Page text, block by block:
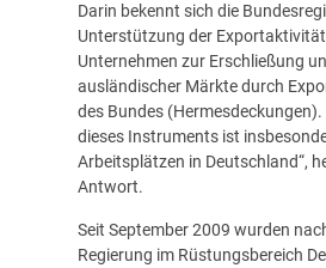
Darin bekennt sich die
Unterstützung der
Unternehmen zur Erschließung
ausländischer Märkte durch
des Bundes (Hermesdeckungen).
dieses Instruments ist
Arbeitsplätzen in Deutschland“,
Antwort.
Seit September 2009 wurden
Regierung im Rüstungsbereich